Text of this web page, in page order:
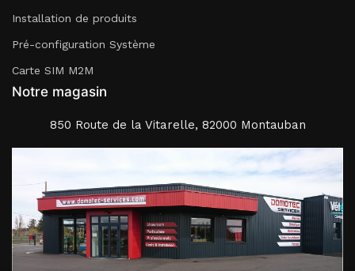
Installation de produits
Pré-configuration Système
Carte SIM M2M
Notre magasin
850 Route de la Vitarelle, 82000 Montauban